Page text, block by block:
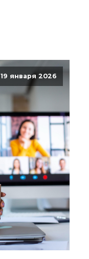
19 января 2026